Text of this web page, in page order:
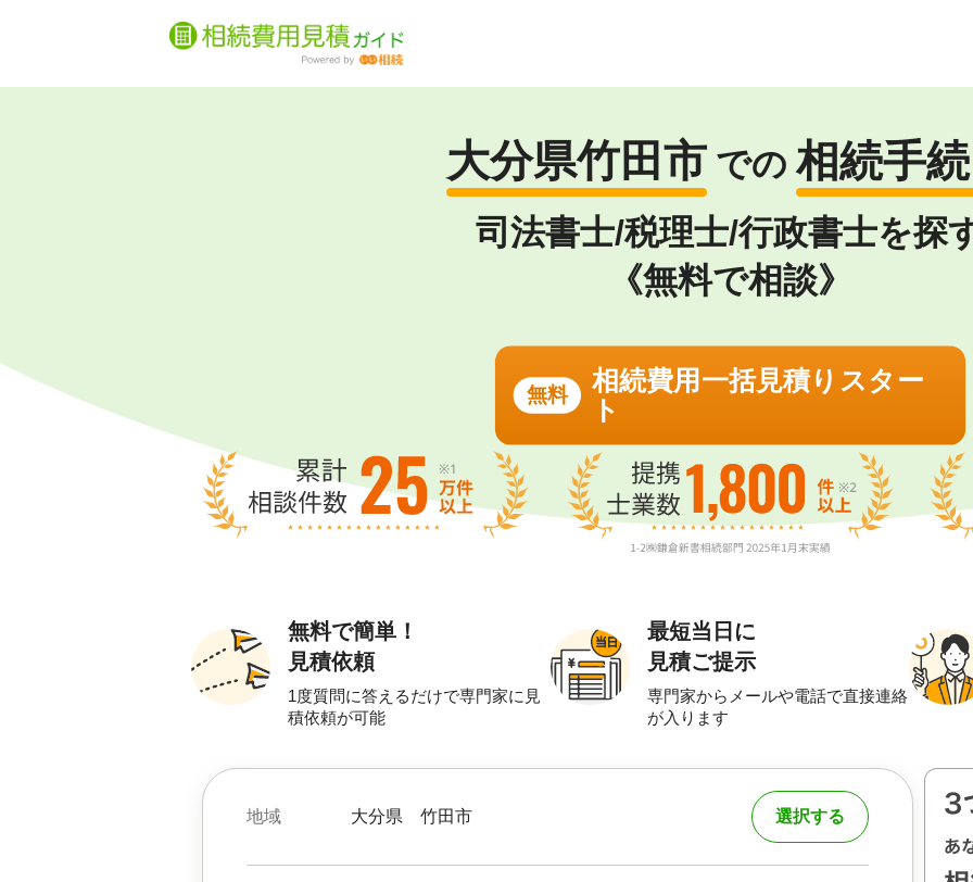
大分県竹田市 での 相続手
司法書士/税理士/行政書士を探
《無料で相談》
無料
相続費用一括見積りスター
ト
無料で簡単！
見積依頼
1度質問に答えるだけで専門家に見
積依頼が可能
最短当日に
見積ご提示
専門家からメールや電話で直接連絡
が入ります
地域 大分県 竹田市 選択する